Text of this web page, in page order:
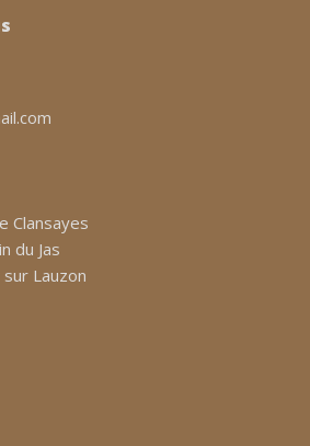
Clansayes
du Jas
Lauzon